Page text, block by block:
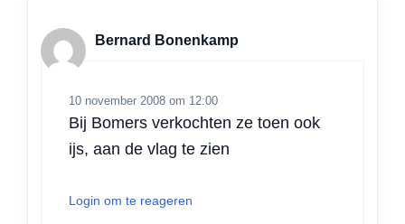
Bernard Bonenkamp
10 november 2008 om 12:00
Bij Bomers verkochten ze toen ook
ijs, aan de vlag te zien
Login om te reageren